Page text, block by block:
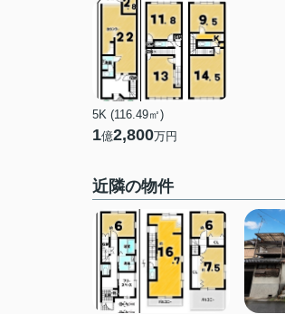
5K (116.49㎡)
1億2,800万円
近隣の物件